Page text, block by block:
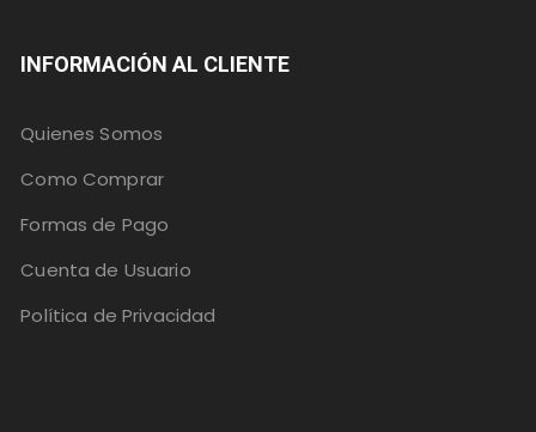
INFORMACIÓN AL CLIENTE
Quienes Somos
Como Comprar
Formas de Pago
Cuenta de Usuario
Política de Privacidad